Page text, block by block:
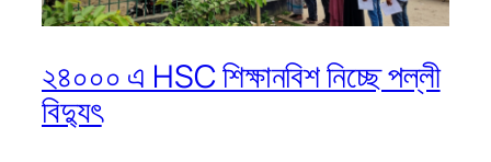
২৪০০০ এ HSC শিক্ষানবিশ নিচ্ছে পল্লী
বিদ্যুৎ